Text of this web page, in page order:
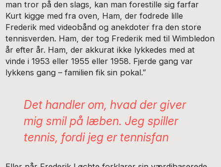
man tror på den slags, kan man forestille sig farfar
Kurt kigge med fra oven, Ham, der fodrede lille
Frederik med videobånd og anekdoter fra den store
tennisverden. Ham, der tog Frederik med til Wimbledon
år efter år. Ham, der akkurat ikke lykkedes med at
vinde i 1953 eller 1955 eller 1958. Fjerde gang var
lykkens gang – familien fik sin pokal.”
Det handler om, hvad der giver
mig smil på læben. Jeg spiller
tennis, fordi jeg er tennisfan